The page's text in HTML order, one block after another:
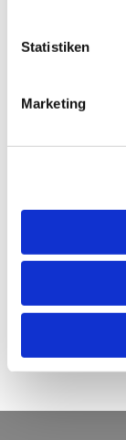
Statistiken
Marketing